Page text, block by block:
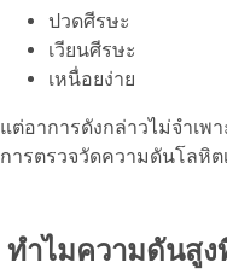
ปวดศีรษะ
เวียนศีรษะ
เหนื่อยง่าย
แต่อาการดังกล่าวไม่จำเพ
การตรวจวัดความดันโลหิต
ทำไมความดันสูง